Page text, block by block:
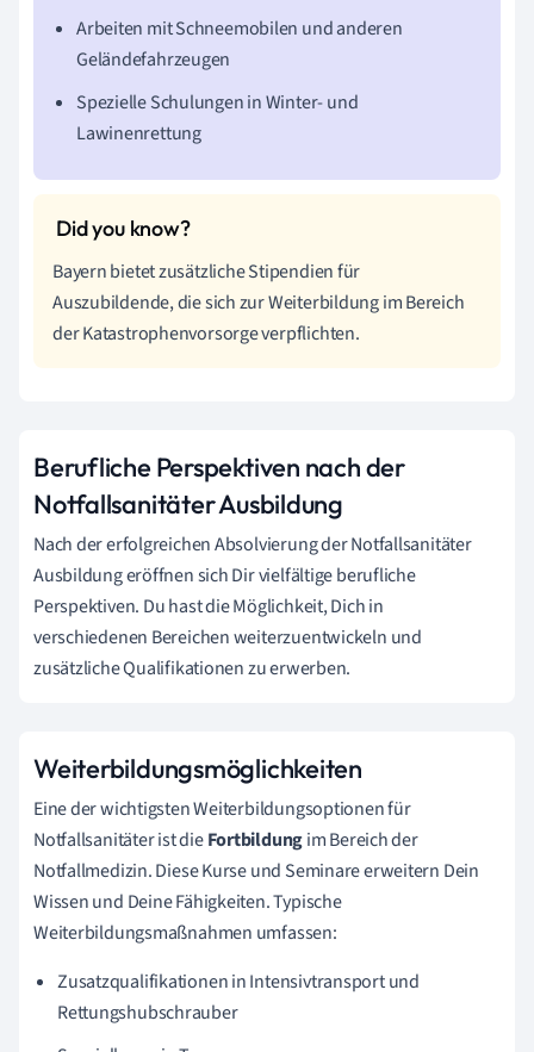
Arbeiten mit Schneemobilen und anderen
Geländefahrzeugen
Spezielle Schulungen in Winter- und
Lawinenrettung
Bayern bietet zusätzliche Stipendien für
Auszubildende, die sich zur Weiterbildung im Bereich
der Katastrophenvorsorge verpflichten.
Berufliche Perspektiven nach der
Notfallsanitäter Ausbildung
Nach der erfolgreichen Absolvierung der Notfallsanitäter
Ausbildung eröffnen sich Dir vielfältige berufliche
Perspektiven. Du hast die Möglichkeit, Dich in
verschiedenen Bereichen weiterzuentwickeln und
zusätzliche Qualifikationen zu erwerben.
Weiterbildungsmöglichkeiten
Eine der wichtigsten Weiterbildungsoptionen für
Notfallsanitäter ist dieFortbildungim Bereich der
Notfallmedizin. Diese Kurse und Seminare erweitern Dein
Wissen und Deine Fähigkeiten. Typische
Weiterbildungsmaßnahmen umfassen:
Zusatzqualifikationen in Intensivtransport und
Rettungshubschrauber